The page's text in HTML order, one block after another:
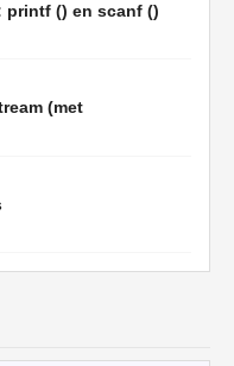
printf () en scanf ()
(met